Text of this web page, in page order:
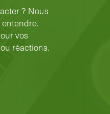
? Nous
vos
réactions.